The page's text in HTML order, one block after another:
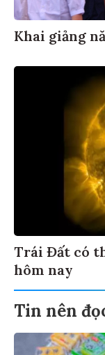
Khai giảng
Trái Đất có
hôm nay
Tin nên